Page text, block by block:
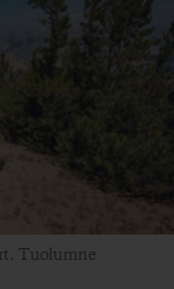
Tuolumne